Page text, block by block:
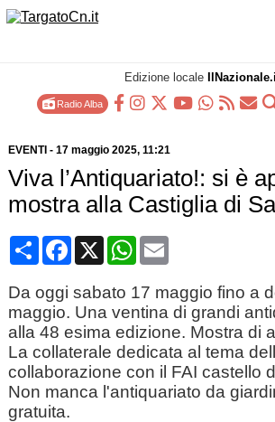
Edizione locale
Radio Alba
EVENTI - 17 maggio 2025, 11:21
Viva l’Antiquariato!: si è
mostra alla Castiglia di
CondividiFacebook
X WhatsApp
Email
Da oggi sabato 17 maggio fino a
maggio. Una ventina di grandi
alla 48 esima edizione. Mostra di
La collaterale dedicata al tema
collaborazione con il FAI castello
Non manca l'antiquariato da
gratuita.